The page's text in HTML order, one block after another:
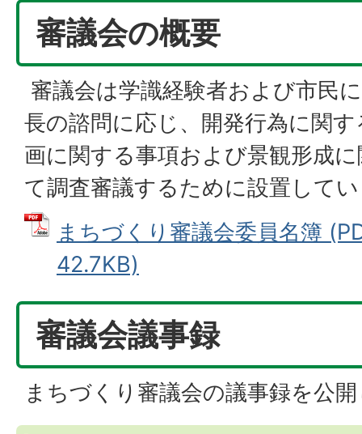
審議会の概要
審議会は学識経験者および市民
長の諮問に応じ、開発行為に関
画に関する事項および景観形成
て調査審議するために設置して
まちづくり審議会委員名簿
42.7KB)
審議会議事録
まちづくり審議会の議事録を公